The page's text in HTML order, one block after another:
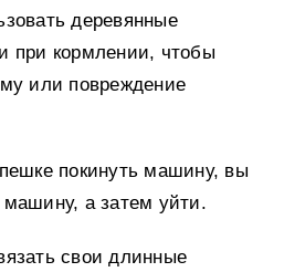
деревянные
при кормлении, чтобы
или повреждение
покинуть машину, вы
а затем уйти.
свои длинные